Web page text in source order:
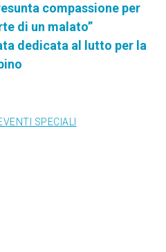
compassione per
di un malato”
dedicata al lutto per la
SPECIALI